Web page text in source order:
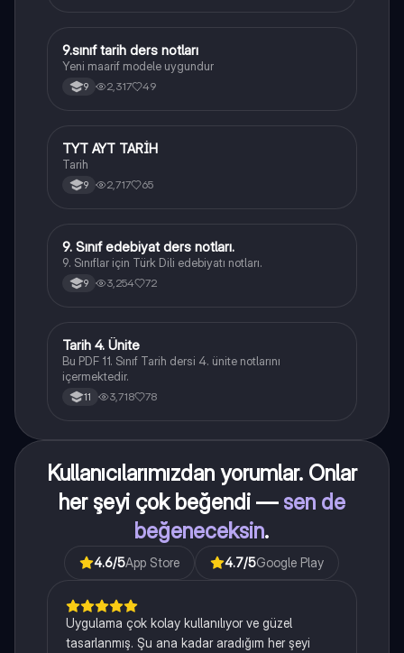
Tarih
9.sınıf tarih ders notları
Yeni maarif modele uygundur
9 2,317 49
Tarih
TYT AYT TARİH
Tarih
9 2,717 65
Türk Dili ve Edebiyatı
9. Sınıf edebiyat ders notları.
9. Sınıflar için Türk Dili edebiyatı notları.
9 3,254 72
Tarih
Tarih 4. Ünite
Bu PDF 11. Sınıf Tarih dersi 4. ünite notlarını
içermektedir.
11 3,718 78
Kullanıcılarımızdan yorumlar. Onlar
her şeyi çok beğendi — sen de
beğeneceksin.
4.6/5App Store 4.7/5Google Play
Uygulama çok kolay kullanılıyor ve güzel
tasarlanmış. Şu ana kadar aradığım her şeyi